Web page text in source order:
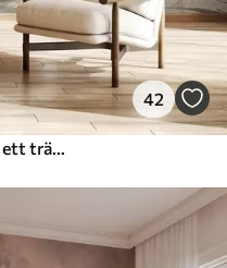
42